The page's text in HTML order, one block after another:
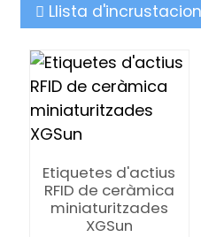
Llista
Etiquetes d'actius
RFID de ceràmica
miniaturitzades
XGSun